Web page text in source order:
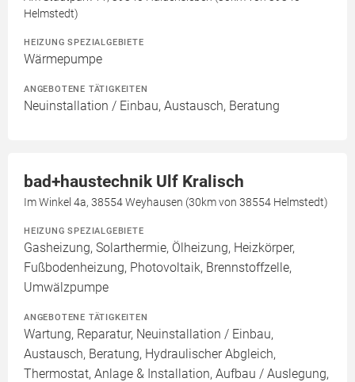
Helmstedt)
HEIZUNG SPEZIALGEBIETE
Wärmepumpe
ANGEBOTENE TÄTIGKEITEN
Neuinstallation / Einbau, Austausch, Beratung
bad+haustechnik Ulf Kralisch
Im Winkel 4a, 38554 Weyhausen (30km von 38554 Helmstedt)
HEIZUNG SPEZIALGEBIETE
Gasheizung, Solarthermie, Ölheizung, Heizkörper,
Fußbodenheizung, Photovoltaik, Brennstoffzelle,
Umwälzpumpe
ANGEBOTENE TÄTIGKEITEN
Wartung, Reparatur, Neuinstallation / Einbau,
Austausch, Beratung, Hydraulischer Abgleich,
Thermostat, Anlage & Installation, Aufbau / Auslegung,